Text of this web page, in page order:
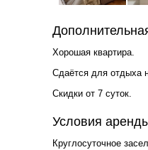
Хорошая квартира.
Сдаётся для отдыха
Скидки от 7 суток.
Условия
Круглосуточное